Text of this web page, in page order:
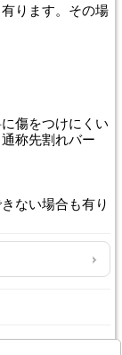
ります。その場
傷をつけにくい
称先割れバー
ない場合も有り